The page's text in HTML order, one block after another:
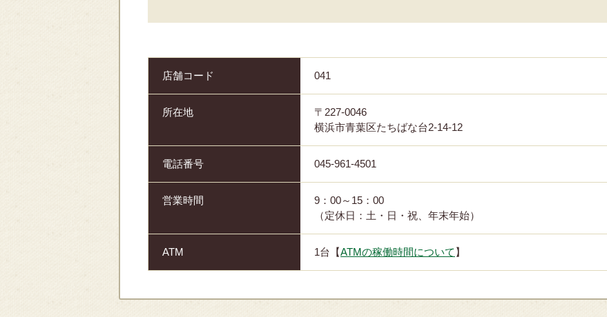
店舗コード 041
所在地
〒227-0046
横浜市青葉区たちばな台2-14-12
電話番号 045-961-4501
営業時間
9：00～15：00
（定休日：土・日・祝、年末年始）
ATM 1台【ATMの稼働時間について 】